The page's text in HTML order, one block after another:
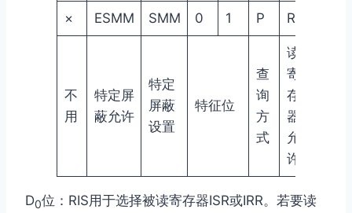
× ESMM SMM 0 1 P RR
不
用
特定屏
蔽允许
特定
屏蔽
设置
特征位
查
询
方
式
读
寄
存
器
允
许
D0位：RIS用于选择被读寄存器ISR或IRR。若要读